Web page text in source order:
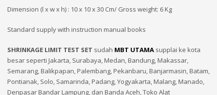
Dimension (l x w x h) : 10 x 10 x 30 Cm/ Gross weight: 6 Kg
Standard supply with instruction manual books
SHRINKAGE LIMIT TEST SET sudah MBT UTAMA supplai ke kota
besar seperti Jakarta, Surabaya, Medan, Bandung, Makassar,
Semarang, Balikpapan, Palembang, Pekanbaru, Banjarmasin, Batam,
Pontianak, Solo, Samarinda, Padang, Yogyakarta, Malang, Manado,
Denpasar Bandar Lampung, dan Banda Aceh, Toko Alat